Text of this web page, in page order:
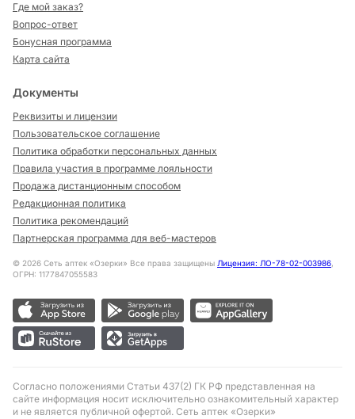
Где мой заказ?
Вопрос-ответ
Бонусная программа
Карта сайта
Документы
Реквизиты и лицензии
Пользовательское соглашение
Политика обработки персональных данных
Правила участия в программе лояльности
Продажа дистанционным способом
Редакционная политика
Политика рекомендаций
Партнерская программа для веб-мастеров
© 2026 Сеть аптек «Озерки» Все права защищены Лицензия: ЛО-78-02-003986,
ОГРН: 1177847055583
Согласно положениями Статьи 437(2) ГК РФ представленная на
сайте информация носит исключительно ознакомительный характер
и не является публичной офертой. Сеть аптек «Озерки»